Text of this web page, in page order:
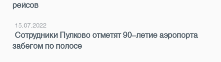
рейсов
15.07.2022
Сотрудники Пулково отметят 90-летие аэропорта
забегом по полосе